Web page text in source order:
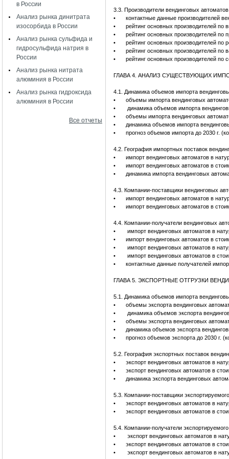
в России
Анализ рынка динитрата
изосорбида в России
Анализ рынка сульфида и
гидросульфида натрия в
России
Анализ рынка нитрата
алюминия в России
Анализ рынка гидроксида
алюминия в России
Все отчеты
3.3. Производители вендинговых автоматов
•
контактные данные производителей
•
рейтинг основных производителей по
•
рейтинг основных производителей по
•
рейтинг основных производителей по
•
рейтинг основных производителей по
•
рейтинг основных производителей по
ГЛАВА 4. АНАЛИЗ СУЩЕСТВУЮЩИХ
4.1. Динамика объемов импорта
•
объемы импорта вендинговых
•
динамика объемов импорта
•
объемы импорта вендинговых
•
динамика объемов импорта
•
прогноз объемов импорта до 2030 г.
4.2. География импортных поставок
•
импорт вендинговых автоматов в
•
импорт вендинговых автоматов в
•
динамика импорта вендинговых
4.3. Компании-поставщики вендинговых
•
импорт вендинговых автоматов в
•
импорт вендинговых автоматов в
4.4. Компании-получатели вендинговых
•
импорт вендинговых автоматов в
•
импорт вендинговых автоматов в
•
импорт вендинговых автоматов в
•
импорт вендинговых автоматов в
•
контактные данные получателей
ГЛАВА 5. ЭКСПОРТНЫЕ ОТГРУЗКИ
5.1. Динамика объемов импорта
•
объемы экспорта вендинговых
•
динамика объемов экспорта
•
объемы экспорта вендинговых
•
динамика объемов экспорта
•
прогноз объемов экспорта до 2030 г.
5.2. География экспортных поставок
•
экспорт вендинговых автоматов в
•
экспорт вендинговых автоматов в
•
динамика экспорта вендинговых
5.3. Компании-поставщики
•
экспорт вендинговых автоматов в
•
экспорт вендинговых автоматов в
5.4. Компании-получатели
•
экспорт вендинговых автоматов в
•
экспорт вендинговых автоматов в
•
экспорт вендинговых автоматов в